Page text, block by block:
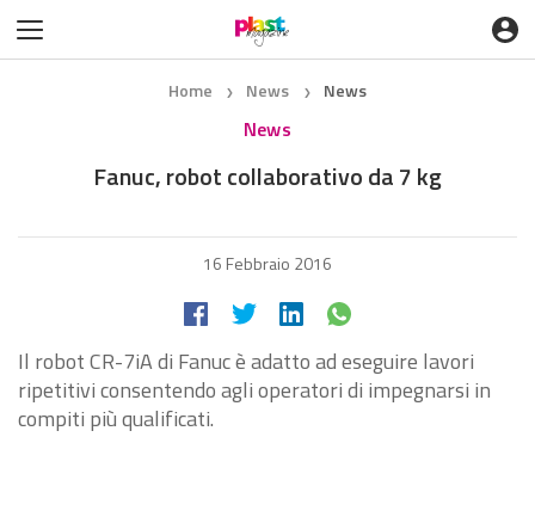
Home ❯ News ❯ News
News
Fanuc, robot collaborativo da 7 kg
16 Febbraio 2016
Il robot CR-7iA di Fanuc è adatto ad eseguire lavori
ripetitivi consentendo agli operatori di impegnarsi in
compiti più qualificati.